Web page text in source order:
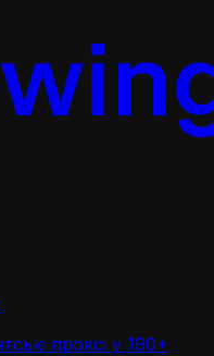
проксі у 190+